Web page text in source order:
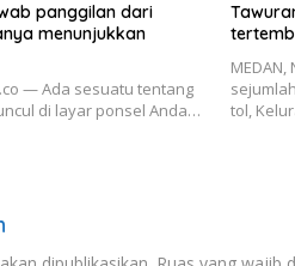
panggilan dari
menunjukkan
— Ada sesuatu tentang
di layar ponsel Anda…
tol,